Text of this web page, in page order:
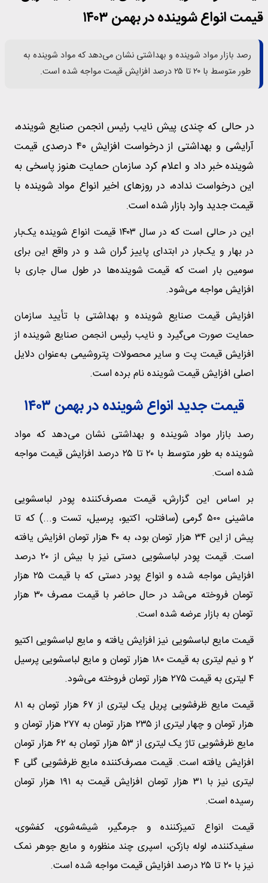
قیمت انواع شوینده در بهمن ۱۴۰۳
رصد بازار مواد شوینده و بهداشتی نشان می‌دهد که مواد شوینده به
طور متوسط با ۲۰ تا ۲۵ درصد افزایش قیمت مواجه شده است.
در حالی که چندی پیش نایب رئیس انجمن صنایع شوینده،
آرایشی و بهداشتی از درخواست افزایش ۴۰ درصدی قیمت
شوینده خبر داد و اعلام کرد سازمان حمایت هنوز پاسخی به
این درخواست نداده، در روزهای اخیر انواع مواد شوینده با
قیمت جدید وارد بازار شده است.
این در حالی است که در سال ۱۴۰۳ قیمت انواع شوینده یک‌بار
در بهار و یک‌بار در ابتدای پاییز گران شد و در واقع این برای
سومین بار است که قیمت شوینده‌ها در طول سال جاری با
افزایش مواجه می‌شود.
افزایش قیمت صنایع شوینده و بهداشتی با تأیید سازمان
حمایت صورت می‌گیرد و نایب رئیس انجمن صنایع شوینده از
افزایش قیمت پت و سایر محصولات پتروشیمی به‌عنوان دلایل
اصلی افزایش قیمت شوینده نام برده است.
قیمت جدید انواع شوینده در بهمن ۱۴۰۳
رصد بازار مواد شوینده و بهداشتی نشان می‌دهد که مواد
شوینده به طور متوسط با ۲۰ تا ۲۵ درصد افزایش قیمت مواجه
شده است.
بر اساس این گزارش، قیمت مصرف‌کننده پودر لباسشویی
ماشینی ۵۰۰ گرمی (سافتلن، اکتیو، پرسیل، تست و...) که تا
پیش از این ۳۴ هزار تومان بود، به ۴۰ هزار تومان افزایش یافته
است. قیمت پودر لباسشویی دستی نیز با بیش از ۲۰ درصد
افزایش مواجه شده و انواع پودر دستی که با قیمت ۲۵ هزار
تومان فروخته می‌شد در حال حاضر با قیمت مصرف ۳۰ هزار
تومان به بازار عرضه شده است.
قیمت مایع لباسشویی نیز افزایش یافته و مایع لباسشویی اکتیو
۲ و نیم لیتری به قیمت ۱۸۰ هزار تومان و مایع لباسشویی پرسیل
۴ لیتری به قیمت ۲۷۵ هزار تومان فروخته می‌شود.
قیمت مایع ظرفشویی پریل یک لیتری از ۶۷ هزار تومان به ۸۱
هزار تومان و چهار لیتری از ۲۳۵ هزار تومان به ۲۷۷ هزار تومان و
مایع ظرفشویی تاژ یک لیتری از ۵۳ هزار تومان به ۶۲ هزار تومان
افزایش یافته است. قیمت مصرف‌کننده مایع ظرفشویی گلی ۴
لیتری نیز با ۳۱ هزار تومان افزایش قیمت به ۱۹۱ هزار تومان
رسیده است.
قیمت انواع تمیزکننده و جرمگیر، شیشه‌شوی، کفشوی،
سفیدکننده، لوله‌ بازکن، اسپری چند منظوره و مایع جوهر نمک
نیز با ۲۰ تا ۲۵ درصد افزایش قیمت مواجه شده است.